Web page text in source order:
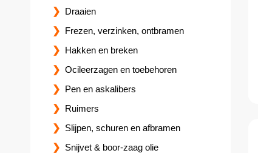
Draaien
Frezen, verzinken, ontbramen
Hakken en breken
Ocileerzagen en toebehoren
Pen en askalibers
Ruimers
Slijpen, schuren en afbramen
Snijvet & boor-zaag olie